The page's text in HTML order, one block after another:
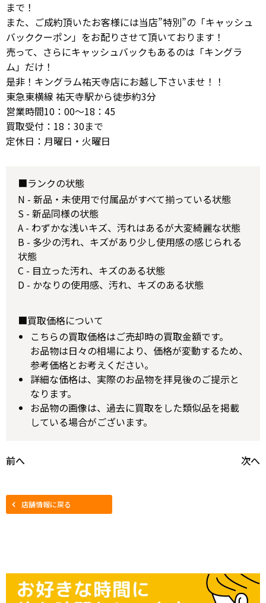
まで！
また、ご成約頂いたお客様には当店”特別”の「キャッシュ
バッククーポン」をお配りさせて頂いております！
売って、さらにキャッシュバックもあるのは「キングラ
ム」だけ！
是非！キングラム祐天寺店にお越し下さいませ！！
東急東横線 祐天寺駅から徒歩約3分
営業時間10：00～18：45
買取受付：18：30まで
定休日：月曜日・火曜日
■ランクの状態
N - 新品・未使用で付属品がすべて揃っている状態
S - 新品同様の状態
A - わずかな浅いキズ、汚れはあるが大変綺麗な状態
B - 多少の汚れ、キズがあり少し使用感の感じられる
状態
C - 目立った汚れ、キズのある状態
D - かなりの使用感、汚れ、キズのある状態
■買取価格について
こちらの買取価格はご売却時の買取金額です。
お品物は日々の相場により、価格が変動するため、
参考価格とお考えください。
詳細な価格は、実際のお品物を拝見後のご提示と
なります。
お品物の画像は、過去に買取をした類似品を掲載
している場合がございます。
前へ 次へ
店舗情報に戻る